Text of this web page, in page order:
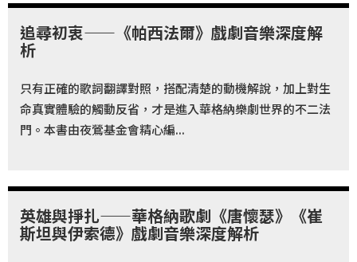
最
新
消
息
關
於
鶯
基
金
會
追尋初衷——《帕西法爾》戲劇音樂深度解
析
只有正確的歌詞翻譯對照，搭配清楚的動機解說，加上對生
命真實體驗的觸動反省，才是進入華格納樂劇世界的不二法
門。本書由夜鶯基金會精心編...
英雄與掙扎——華格納歌劇《唐懷瑟》《崔
斯坦與伊索德》戲劇音樂深度解析